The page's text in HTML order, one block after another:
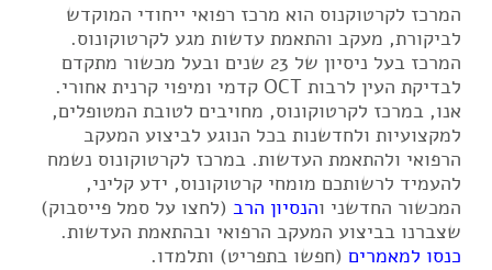
המרכז לקרטוקנוס הוא מרכז רפואי ייחודי המוקדש
לביקורת, מעקב והתאמת עדשות מגע לקרטוקונוס.
המרכז בעל ניסיון של 23 שנים ובעל מכשור מתקדם
לבדיקת העין לרבות OCT קדמי ומיפוי קרנית אחורי.
אנו, במרכז לקרטוקונוס, מחויבים לטובת המטופלים,
למקצועיות ולחדשנות בכל הנוגע לביצוע המעקב
הרפואי ולהתאמת העדשות. במרכז לקרטוקונוס נשמח
להעמיד לרשותכם מומחי קרטוקונוס, ידע קליני,
המכשור החדשני והנסיון הרב (לחצו על סמל פייסבוק)
שצברנו בביצוע המעקב הרפואי ובהתאמת העדשות.
כנסו למאמרים (חפשו בתפריט) ותלמדו.